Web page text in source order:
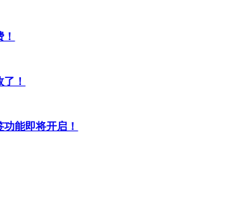
？领星适配全阶段需求的秘诀
，成本可控，稳步出海！
CPN
正式上线，领星ERP成为首批上线的十五